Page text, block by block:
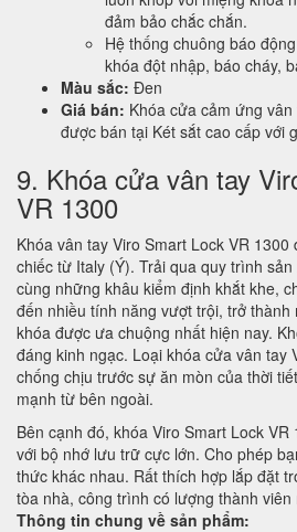
đảm bảo chắc chắn.
Hệ thống chuông báo
khóa đột nhập, báo cháy,
Màu sắc: Đen
Giá bán: Khóa cửa cảm ứng
được bán tại Két sắt cao cấp với
9. Khóa cửa vân tay
VR 1300
Khóa vân tay Viro Smart Lock VR
chiếc từ Italy (Ý). Trải qua quy trình
cùng những khâu kiểm định khắt khe,
đến nhiều tính năng vượt trội, trở
khóa được ưa chuộng nhất hiện nay.
đáng kinh ngạc. Loại khóa cửa vân tay
chống chịu trước sự ăn mòn của thời
mạnh từ bên ngoài.
Bên cạnh đó, khóa Viro Smart Lock
với bộ nhớ lưu trữ cực lớn. Cho phép
thức khác nhau. Rất thích hợp lắp đặt
tòa nhà, công trình có lượng thành viên
Thông tin chung về sản phẩm: